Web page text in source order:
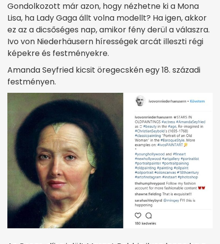
Gondolkozott már azon, hogy nézhetne ki a Mona
Lisa, ha Lady Gaga állt volna modellt? Ha igen, akkor
ez az a dicsőséges nap, amikor fény derül a válaszra.
Ivo von Niederhäusern hírességek arcát illeszti régi
képekre és festményekre.
Amanda Seyfried kicsit öregecskén egy 18. századi
festményen.